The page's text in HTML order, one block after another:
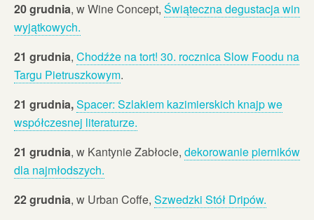
20 grudnia, w Wine Concept, Świąteczna degustacja win
wyjątkowych.
21 grudnia, Chodźże na tort! 30. rocznica Slow Foodu na
Targu Pietruszkowym.
21 grudnia,Spacer: Szlakiem kazimierskich knajp we
współczesnej literaturze.
21 grudnia, w Kantynie Zabłocie, dekorowanie pierników
dla najmłodszych.
22 grudnia, w Urban Coffe, Szwedzki Stół Dripów.